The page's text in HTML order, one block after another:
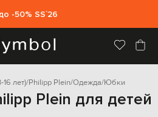
-50% SS`26
16 лет) Philipp Plein Одежда Юбки
Plein для детей